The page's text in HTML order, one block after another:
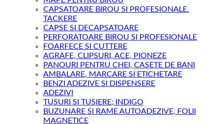
CAPSATOARE BIROU SI PROFESIONALE.
TACKERE
CAPSE SI DECAPSATOARE
PERFORATOARE BIROU SI PROFESIONALE
FOARFECE SI CUTTERE
AGRAFE, CLIPSURI, ACE, PIONEZE
PANOURI PENTRU CHEI, CASETE DE BANI
AMBALARE, MARCARE SI ETICHETARE
BENZI ADEZIVE SI DISPENSERE
ADEZIVI
TUSURI SI TUSIERE; INDIGO
BUZUNARE SI RAME AUTOADEZIVE, FOLII
MAGNETICE